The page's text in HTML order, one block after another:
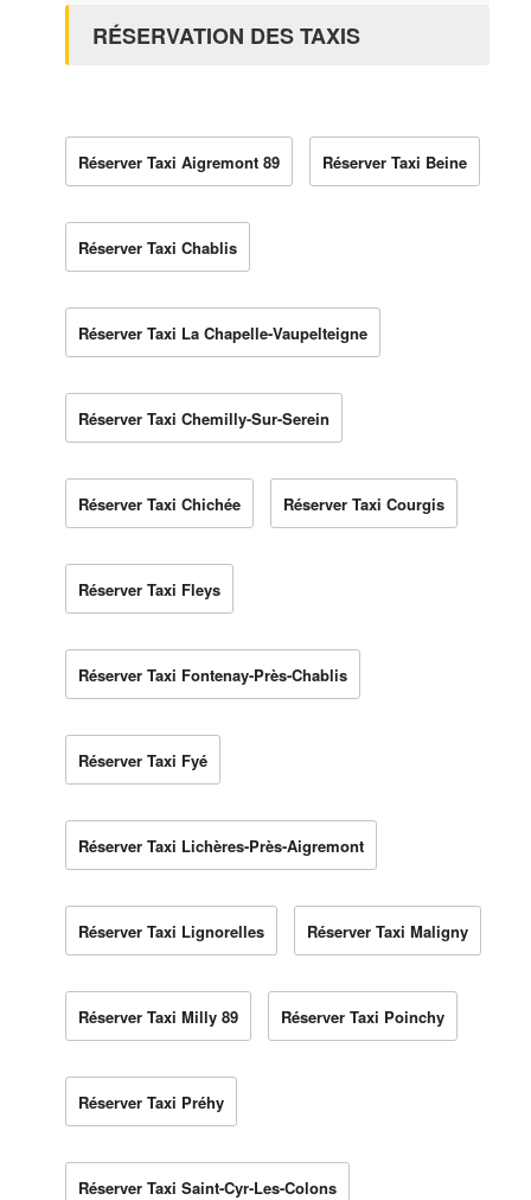
RÉSERVATION DES TAXIS
Réserver Taxi Aigremont 89 Réserver Taxi Beine
Réserver Taxi Chablis
Réserver Taxi La Chapelle-Vaupelteigne
Réserver Taxi Chemilly-Sur-Serein
Réserver Taxi Chichée Réserver Taxi Courgis
Réserver Taxi Fleys
Réserver Taxi Fontenay-Près-Chablis
Réserver Taxi Fyé
Réserver Taxi Lichères-Près-Aigremont
Réserver Taxi Lignorelles Réserver Taxi Maligny
Réserver Taxi Milly 89 Réserver Taxi Poinchy
Réserver Taxi Préhy
Réserver Taxi Saint-Cyr-Les-Colons